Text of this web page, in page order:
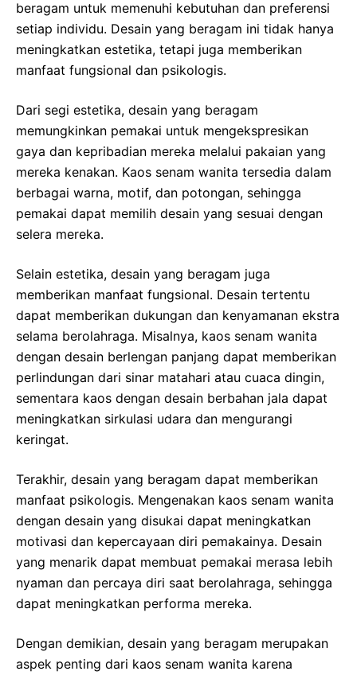
beragam untuk memenuhi kebutuhan dan preferensi
setiap individu. Desain yang beragam ini tidak hanya
meningkatkan estetika, tetapi juga memberikan
manfaat fungsional dan psikologis.
Dari segi estetika, desain yang beragam
memungkinkan pemakai untuk mengekspresikan
gaya dan kepribadian mereka melalui pakaian yang
mereka kenakan. Kaos senam wanita tersedia dalam
berbagai warna, motif, dan potongan, sehingga
pemakai dapat memilih desain yang sesuai dengan
selera mereka.
Selain estetika, desain yang beragam juga
memberikan manfaat fungsional. Desain tertentu
dapat memberikan dukungan dan kenyamanan ekstra
selama berolahraga. Misalnya, kaos senam wanita
dengan desain berlengan panjang dapat memberikan
perlindungan dari sinar matahari atau cuaca dingin,
sementara kaos dengan desain berbahan jala dapat
meningkatkan sirkulasi udara dan mengurangi
keringat.
Terakhir, desain yang beragam dapat memberikan
manfaat psikologis. Mengenakan kaos senam wanita
dengan desain yang disukai dapat meningkatkan
motivasi dan kepercayaan diri pemakainya. Desain
yang menarik dapat membuat pemakai merasa lebih
nyaman dan percaya diri saat berolahraga, sehingga
dapat meningkatkan performa mereka.
Dengan demikian, desain yang beragam merupakan
aspek penting dari kaos senam wanita karena